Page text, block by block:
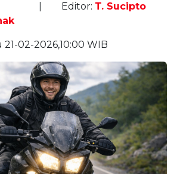
Editor: T. Sucipto
21-02-2026,10:00 WIB